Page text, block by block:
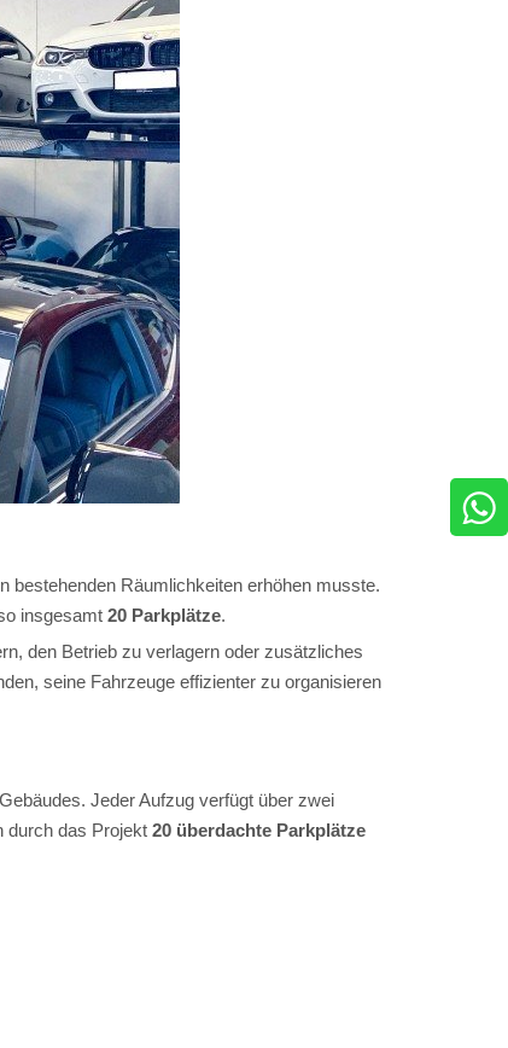
bestehenden Räumlichkeiten erhöhen musste.
insgesamt 20 Parkplätze.
den Betrieb zu verlagern oder zusätzliches
seine Fahrzeuge effizienter zu organisieren
Jeder Aufzug verfügt über zwei
durch das Projekt 20 überdachte Parkplätze